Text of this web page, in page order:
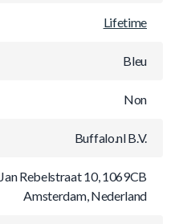
Lifetime
Bleu
Non
Buffalo.nl B.V.
Jan Rebelstraat 10, 1069CB
Amsterdam, Nederland